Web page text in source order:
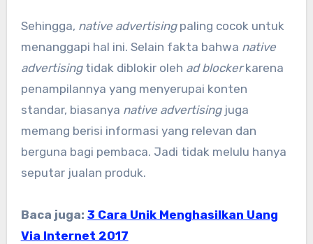
Sehingga, native advertisingpaling cocok untuk
menanggapi hal ini. Selain fakta bahwa native
advertisingtidak diblokir oleh ad blockerkarena
penampilannya yang menyerupai konten
standar, biasanya native advertisingjuga
memang berisi informasi yang relevan dan
berguna bagi pembaca. Jadi tidak melulu hanya
seputar jualan produk.
Baca juga: 3 Cara Unik Menghasilkan Uang
Via Internet 2017